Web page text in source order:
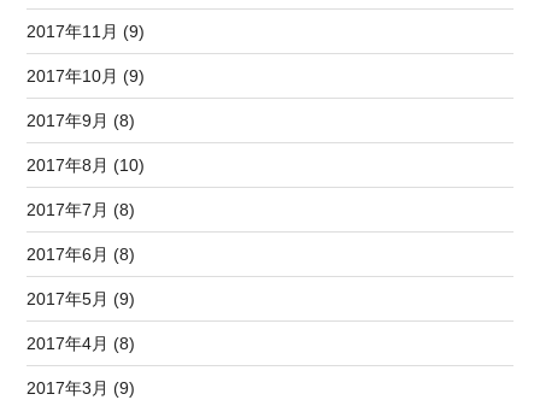
2017年11月 (9)
2017年10月 (9)
2017年9月 (8)
2017年8月 (10)
2017年7月 (8)
2017年6月 (8)
2017年5月 (9)
2017年4月 (8)
2017年3月 (9)